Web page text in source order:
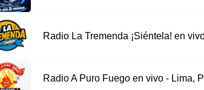
Radio La Tremenda ¡Siéntela! en
Radio A Puro Fuego en vivo - Lima,